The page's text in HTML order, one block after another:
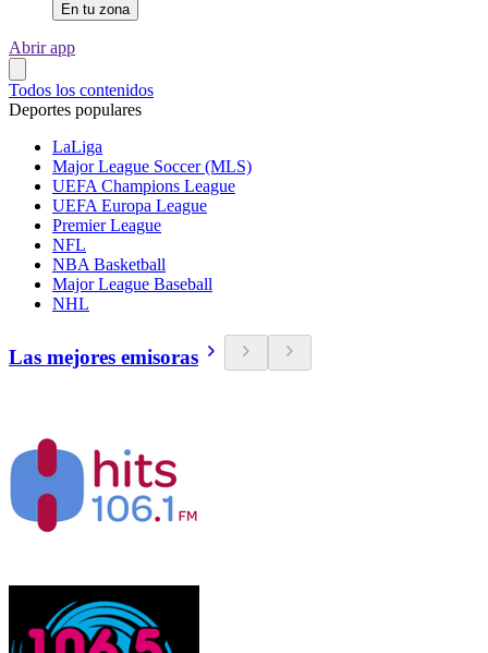
En tu zona
Abrir app
Todos los contenidos
Deportes populares
LaLiga
Major League Soccer (MLS)
UEFA Champions League
UEFA Europa League
Premier League
NFL
NBA Basketball
Major League Baseball
NHL
Las mejores emisoras